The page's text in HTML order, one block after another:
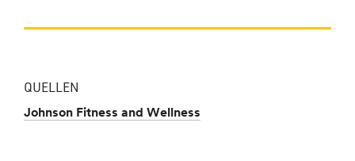
QUELLEN
Johnson Fitness and Wellness